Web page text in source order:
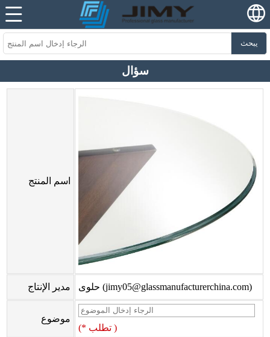
يبحث
سؤال
اسم المنتج
مدير الإنتاج حلوى (jimy05@glassmanufacturerchina.com)
موضوع
(* تطلب )